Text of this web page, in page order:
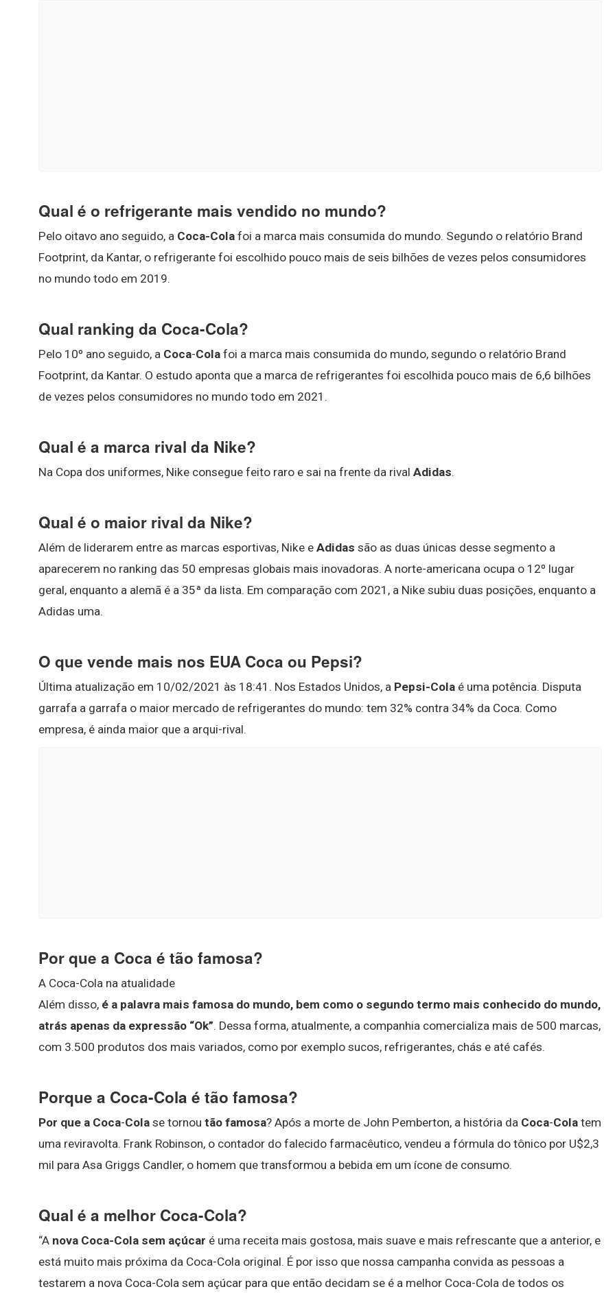
Qual é o refrigerante mais vendido no mundo?
Pelo oitavo ano seguido, a Coca-Cola foi a marca mais consumida do mundo. Segundo o relatório Brand
Footprint, da Kantar, o refrigerante foi escolhido pouco mais de seis bilhões de vezes pelos consumidores
no mundo todo em 2019.
Qual ranking da Coca-Cola?
Pelo 10º ano seguido, a Coca-Cola foi a marca mais consumida do mundo, segundo o relatório Brand
Footprint, da Kantar. O estudo aponta que a marca de refrigerantes foi escolhida pouco mais de 6,6 bilhões
de vezes pelos consumidores no mundo todo em 2021.
Qual é a marca rival da Nike?
Na Copa dos uniformes, Nike consegue feito raro e sai na frente da rival Adidas.
Qual é o maior rival da Nike?
Além de liderarem entre as marcas esportivas, Nike e Adidas são as duas únicas desse segmento a
aparecerem no ranking das 50 empresas globais mais inovadoras. A norte-americana ocupa o 12º lugar
geral, enquanto a alemã é a 35ª da lista. Em comparação com 2021, a Nike subiu duas posições, enquanto a
Adidas uma.
O que vende mais nos EUA Coca ou Pepsi?
Última atualização em 10/02/2021 às 18:41. Nos Estados Unidos, a Pepsi-Cola é uma potência. Disputa
garrafa a garrafa o maior mercado de refrigerantes do mundo: tem 32% contra 34% da Coca. Como
empresa, é ainda maior que a arqui-rival.
Por que a Coca é tão famosa?
A Coca-Cola na atualidade
Além disso, é a palavra mais famosa do mundo, bem como o segundo termo mais conhecido do mundo,
atrás apenas da expressão “Ok”. Dessa forma, atualmente, a companhia comercializa mais de 500 marcas,
com 3.500 produtos dos mais variados, como por exemplo sucos, refrigerantes, chás e até cafés.
Porque a Coca-Cola é tão famosa?
Por que a Coca-Cola se tornou tão famosa? Após a morte de John Pemberton, a história da Coca-Cola tem
uma reviravolta. Frank Robinson, o contador do falecido farmacêutico, vendeu a fórmula do tônico por U$2,3
mil para Asa Griggs Candler, o homem que transformou a bebida em um ícone de consumo.
Qual é a melhor Coca-Cola?
“A nova Coca-Cola sem açúcar é uma receita mais gostosa, mais suave e mais refrescante que a anterior, e
está muito mais próxima da Coca-Cola original. É por isso que nossa campanha convida as pessoas a
testarem a nova Coca-Cola sem açúcar para que então decidam se é a melhor Coca-Cola de todos os